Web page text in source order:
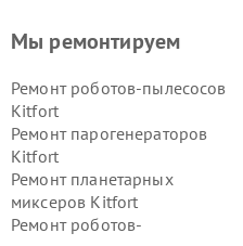
Мы ремонтируем
Ремонт роботов-пылесосов
Kitfort
Ремонт парогенераторов
Kitfort
Ремонт планетарных
миксеров Kitfort
Ремонт роботов-